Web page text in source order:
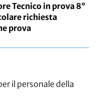
Tecnico in prova 8°
richiesta
prova
il personale della